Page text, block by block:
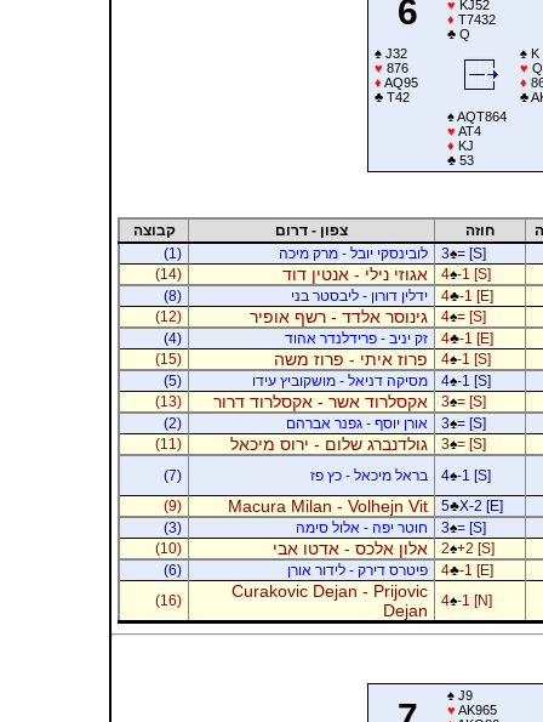
6 ♥ KJ52
♦ T7432
♣Q
♠J32
♥ 876
♦ AQ95
♣T42
♠K
♥
♦
♣
♠AQT864
♥ AT4
♦ KJ
♣53
חוזה צפון - דרום
קבוצה
3♠= [S] לובינסקי יובל - מרק מיכה
(1)
4♠-1 [S] אגוזי נילי - אנטין דוד
(14)
4♣-1 [E] ידלין דורון - ליבסטר בני
(8)
4♠= [S] גינוסר אלדד - רשף אופיר
(12)
4♣-1 [E] זק יניב - פרידלנדר אהוד
(4)
4♠-1 [S] פרוז איתי - פרוז משה
(15)
4♠-1 [S] מסיקה דניאל - מושקוביץ עידו
(5)
3♠= [S] אקסלרוד אשר - אקסלרוד דרור
(13)
3♠= [S] אורן יוסף - גפנר אברהם
(2)
3♠= [S] גולדנברג שלום - ירוס מיכאל
(11)
4♠-1 [S] בראל מיכאל - כץ פז
(7)
5♣X-2 [E]
Macura Milan - Volhejn Vit
(9)
3♠= [S] חוטר יפה - אלול סימה
(3)
2♠+2 [S] אלון אלכס - אדטו אבי
(10)
4♣-1 [E] פיטרס דירק - לידור אורן
(6)
4♠-1 [N]
Curakovic Dejan - Prijovic
Dejan
(16)
♠J9
♥ AK965